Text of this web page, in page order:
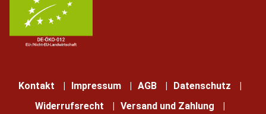
Kontakt Impressum AGB
Datenschutz
Widerrufsrecht
Versand und Zahlung